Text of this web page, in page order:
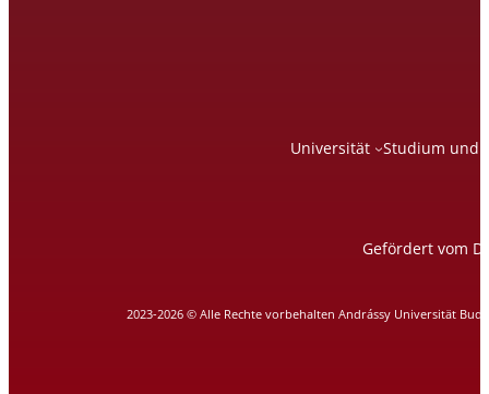
Universität Studium und
Gefördert vom
2023-2026 © Alle Rechte vorbehalten Andrássy Universität